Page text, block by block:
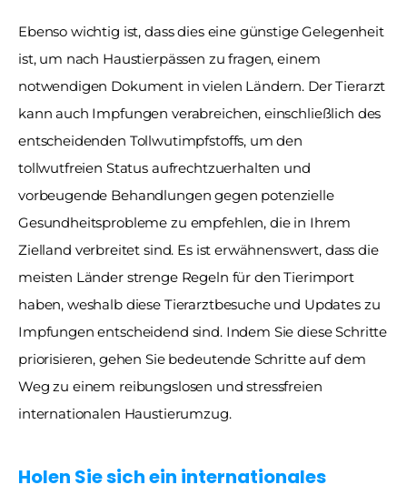
Ebenso wichtig ist, dass dies eine günstige Gelegenheit
ist, um nach Haustierpässen zu fragen, einem
notwendigen Dokument in vielen Ländern. Der Tierarzt
kann auch Impfungen verabreichen, einschließlich des
entscheidenden Tollwutimpfstoffs, um den
tollwutfreien Status aufrechtzuerhalten und
vorbeugende Behandlungen gegen potenzielle
Gesundheitsprobleme zu empfehlen, die in Ihrem
Zielland verbreitet sind. Es ist erwähnenswert, dass die
meisten Länder strenge Regeln für den Tierimport
haben, weshalb diese Tierarztbesuche und Updates zu
Impfungen entscheidend sind. Indem Sie diese Schritte
priorisieren, gehen Sie bedeutende Schritte auf dem
Weg zu einem reibungslosen und stressfreien
internationalen Haustierumzug.
Holen Sie sich ein internationales